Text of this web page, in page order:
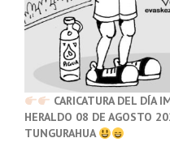
CARICATURA DEL DÍA
HERALDO 08 DE AGOSTO
TUNGURAHUA